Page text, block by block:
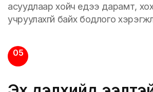
асуудлаар хойч үедээ дарамт,
учруулахгүй байх бодлого
05